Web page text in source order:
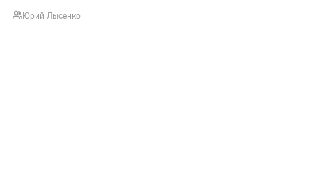
Юрий Лысенко